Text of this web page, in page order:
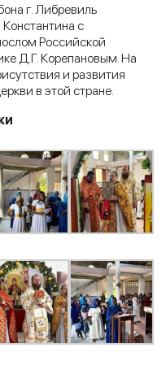
г. Либревиль
с
Российской
Д.Г. Корепановым. На
и развития
в этой стране.